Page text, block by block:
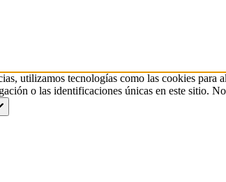
utilizamos tecnologías como las cookies
o las identificaciones únicas en este sitio.